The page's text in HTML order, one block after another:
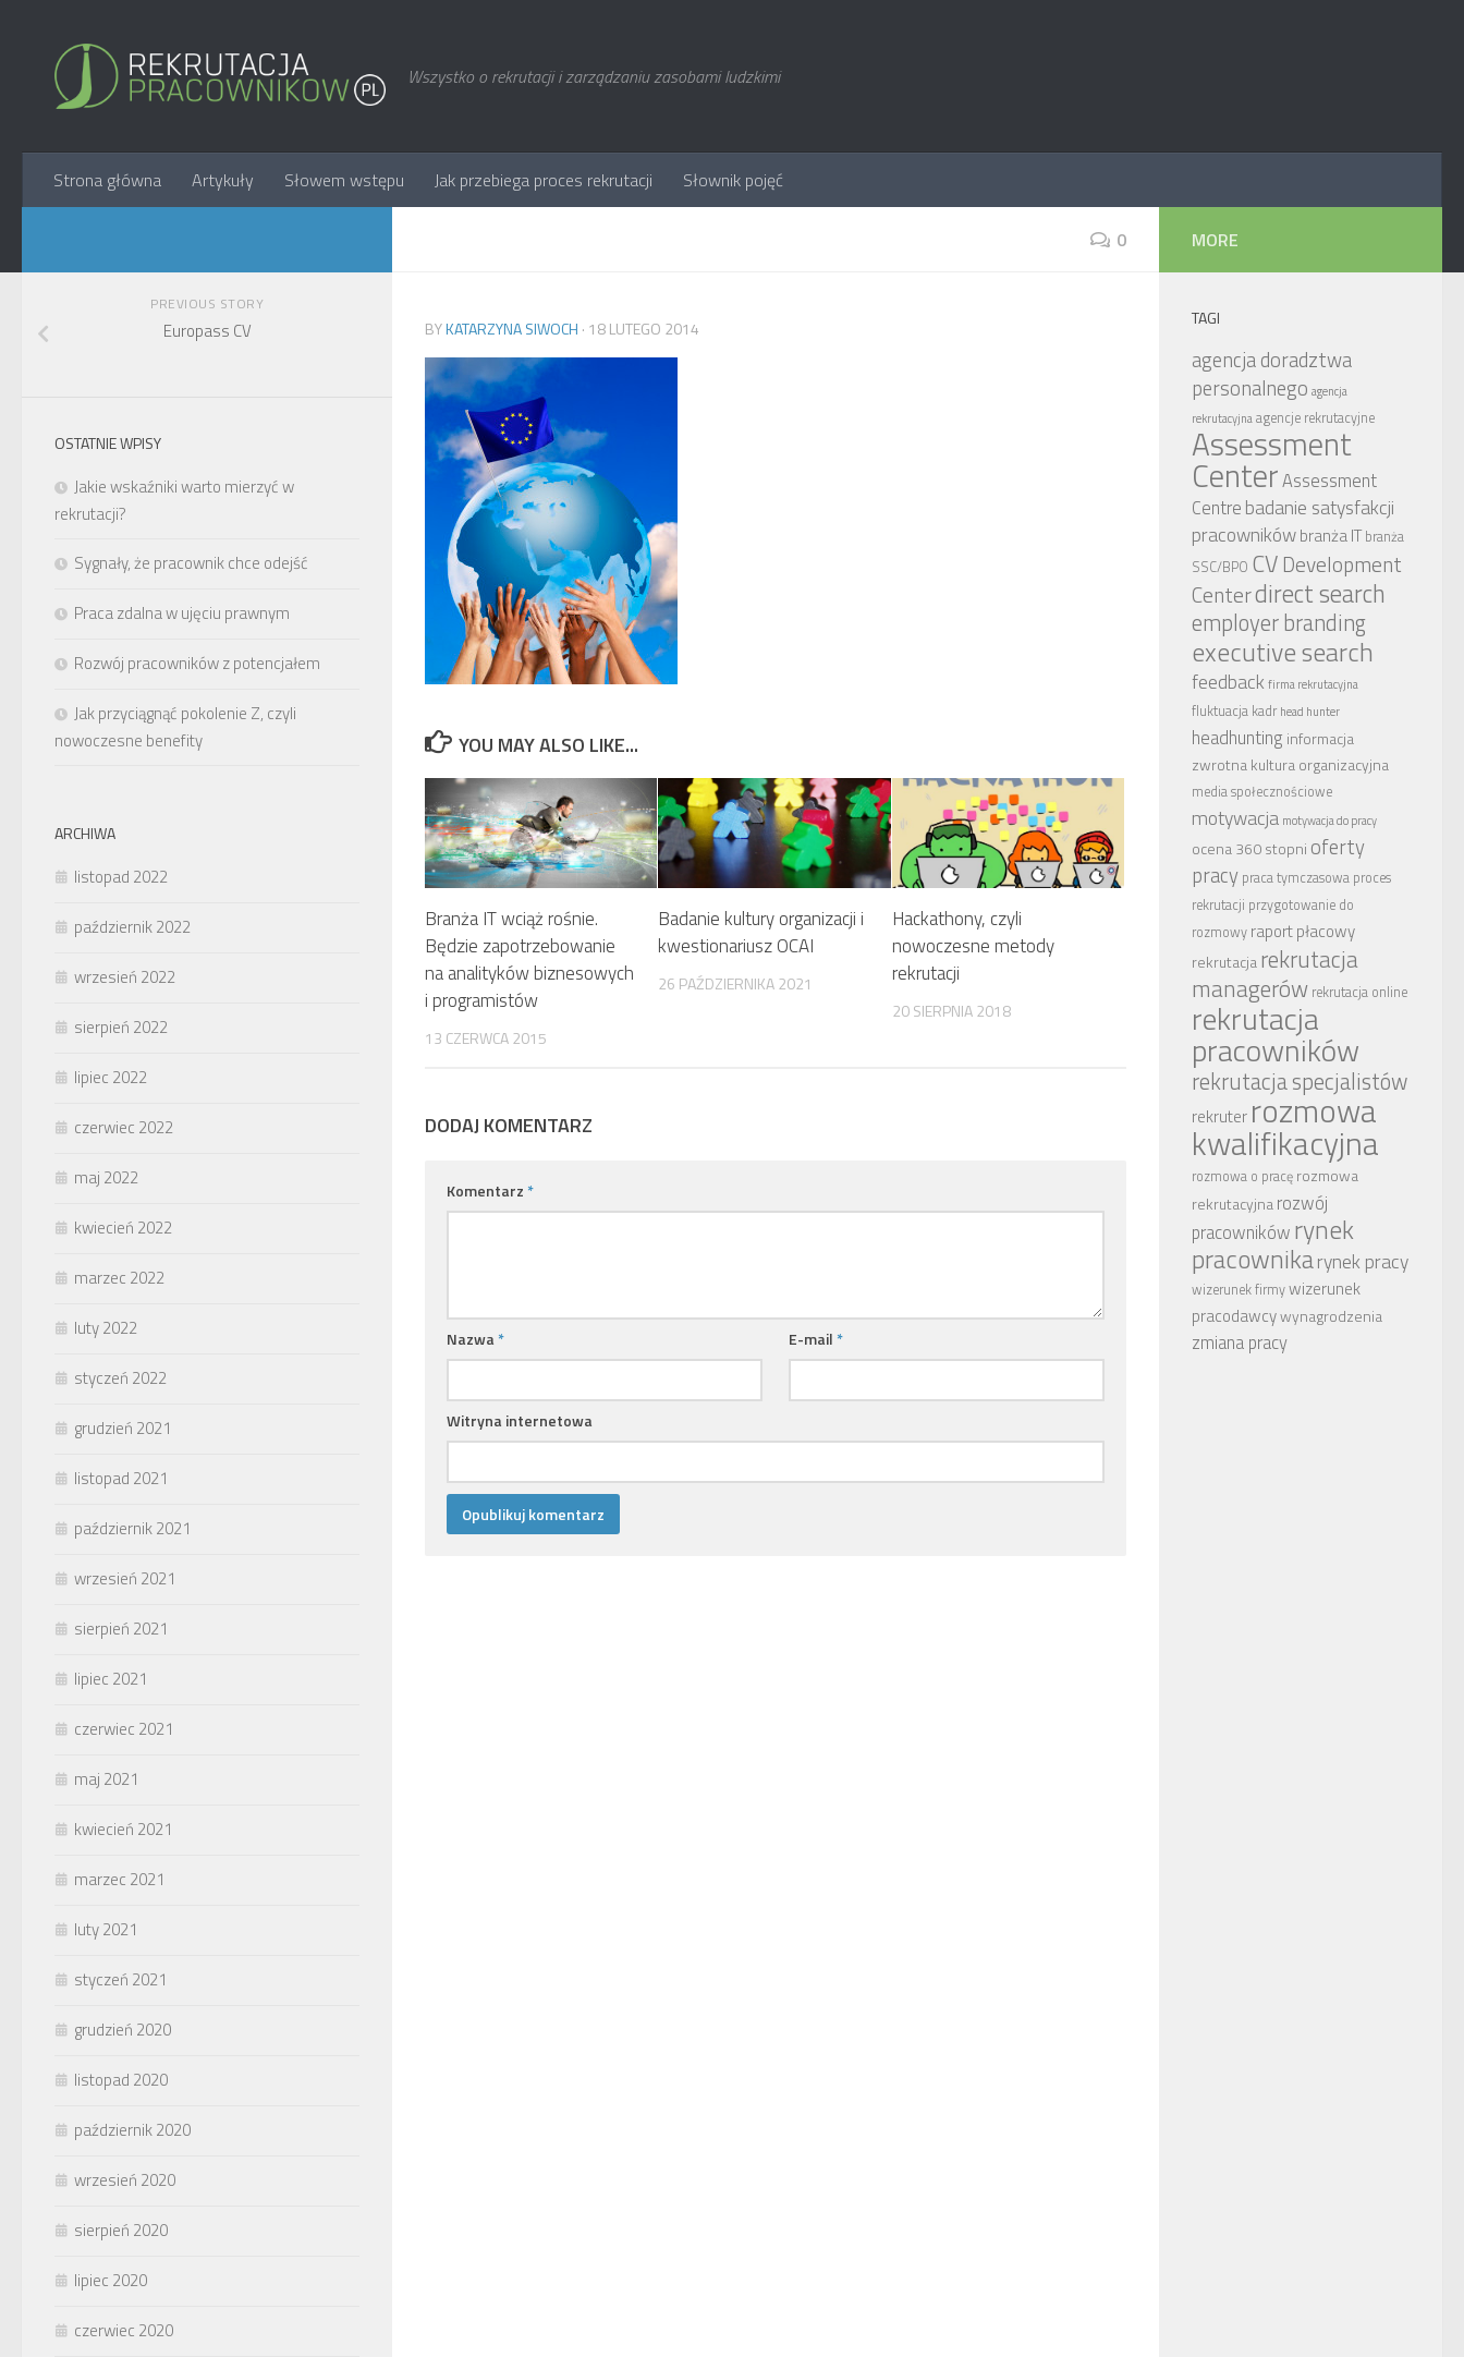
Wszystko o rekrutacji i zarządzaniu zasobami ludzkimi
Strona główna Artykuły Słowem wstępu Jak przebiega proces rekrutacji Słownik pojęć
0
BYKATARZYNA SIWOCH · 18 LUTEGO 2014
YOU MAY ALSO LIKE...
Branża IT wciąż rośnie.
Będzie zapotrzebowanie
na analityków biznesowych
i programistów
13 CZERWCA 2015
Badanie kultury organizacji i
kwestionariusz OCAI
26 PAŹDZIERNIKA 2021
Hackathony, czyli
nowoczesne metody
rekrutacji
20 SIERPNIA 2018
DODAJ KOMENTARZ
Komentarz *
Nazwa * E-mail *
Witryna internetowa
PREVIOUS STORY
Europass CV
OSTATNIE WPISY
Jakie wskaźniki warto mierzyć w
rekrutacji?
Sygnały, że pracownik chce odejść
Praca zdalna w ujęciu prawnym
Rozwój pracowników z potencjałem
Jak przyciągnąć pokolenie Z, czyli
nowoczesne benefity
ARCHIWA
listopad 2022
październik 2022
wrzesień 2022
sierpień 2022
lipiec 2022
czerwiec 2022
maj 2022
kwiecień 2022
marzec 2022
luty 2022
styczeń 2022
grudzień 2021
listopad 2021
październik 2021
wrzesień 2021
sierpień 2021
lipiec 2021
czerwiec 2021
maj 2021
kwiecień 2021
marzec 2021
luty 2021
styczeń 2021
grudzień 2020
listopad 2020
październik 2020
wrzesień 2020
sierpień 2020
lipiec 2020
czerwiec 2020
MORE
TAGI
agencja doradztwa
personalnego agencja
rekrutacyjnaagencje rekrutacyjne
Assessment
CenterAssessment
Centre badanie satysfakcji
pracownikówbranża IT branża
SSC/BPO CV Development
Centerdirect search
employer branding
executive search
feedback firma rekrutacyjna
fluktuacja kadr head hunter
headhunting informacja
zwrotnakultura organizacyjna
media społecznościowe
motywacja motywacja do pracy
ocena 360 stopni oferty
pracy praca tymczasowa proces
rekrutacji przygotowanie do
rozmowy raport płacowy
rekrutacjarekrutacja
managerów rekrutacja online
rekrutacja
pracowników
rekrutacja specjalistów
rekruter rozmowa
kwalifikacyjna
rozmowa o pracę rozmowa
rekrutacyjnarozwój
pracowników rynek
pracownikarynek pracy
wizerunek firmywizerunek
pracodawcywynagrodzenia
zmiana pracy